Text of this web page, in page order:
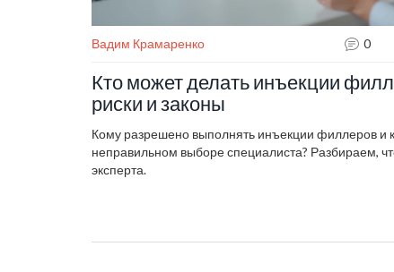
Вадим Крамаренко 0
Кто может делать инъекции
риски и законы
Кому разрешено выполнять инъекции филлеров и
неправильном выборе специалиста? Разбираем,
эксперта.